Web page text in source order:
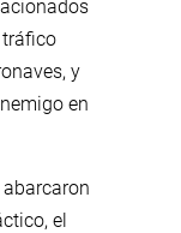
tráfico
y
en
el